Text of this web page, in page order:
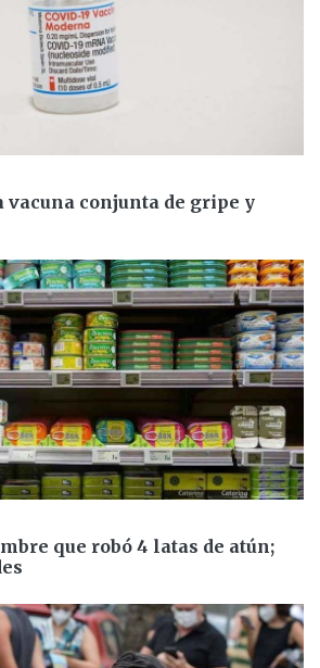
vacuna conjunta de gripe y
que robó 4 latas de atún;